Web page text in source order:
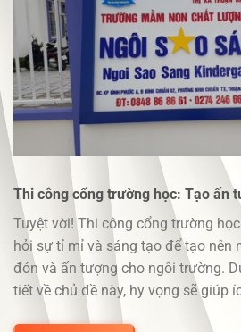
Thi công cổng trường học: Tạo ấn
Tuyệt vời! Thi công cổng trường
hỏi sự tỉ mỉ và sáng tạo để tạo nên
đón và ấn tượng cho ngôi trường.
tiết về chủ đề này, hy vọng sẽ giúp